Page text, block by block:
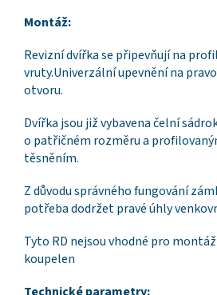
Montáž:
Revizní dvířka se připevňují na
vruty.Univerzální upevnění na
otvoru.
Dvířka jsou již vybavena čelní
o patřičném rozměru a
těsněním.
Z důvodu správného fungování
potřeba dodržet pravé úhly
Tyto RD nejsou vhodné pro
koupelen